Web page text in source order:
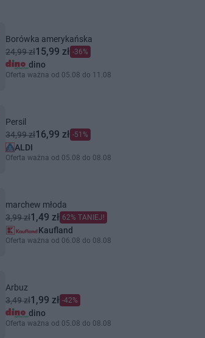
Borówka amerykańska
24,99 zł15,99 zł -36%
dino
Oferta ważna od 05.08 do 11.08
Persil
34,99 zł16,99 zł -51%
ALDI
Oferta ważna od 05.08 do 08.08
marchew młoda
3,99 zł1,49 zł 62% TANIEJ!
Kaufland
Oferta ważna od 06.08 do 08.08
Arbuz
3,49 zł1,99 zł -42%
dino
Oferta ważna od 05.08 do 08.08